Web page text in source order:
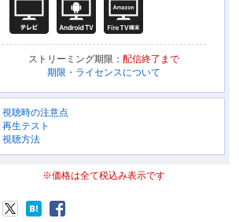
ストリーミング期限： 配信終了まで
期限・ライセンスについて
視聴時の注意点
再生テスト
視聴方法
※価格は全て税込み表示です